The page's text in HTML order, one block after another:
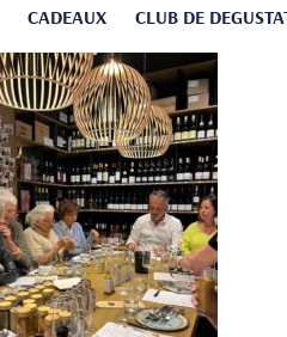
CADEAUX CLUB DE